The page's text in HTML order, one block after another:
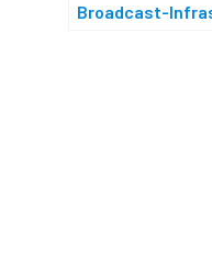
Broadcast-